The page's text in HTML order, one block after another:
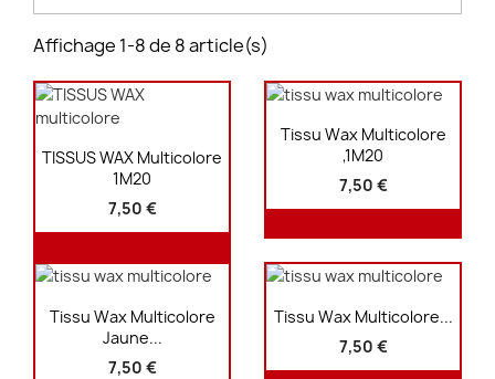
Affichage 1-8 de 8 article(s)
Aperçu rapide
TISSUS WAX Multicolore
1M20
7,50 €
Aperçu rapide
Tissu Wax Multicolore
,1M20
7,50 €
Aperçu rapide
Tissu Wax Multicolore
Jaune...
7,50 €
Aperçu rapide
Tissu Wax Multicolore...
7,50 €